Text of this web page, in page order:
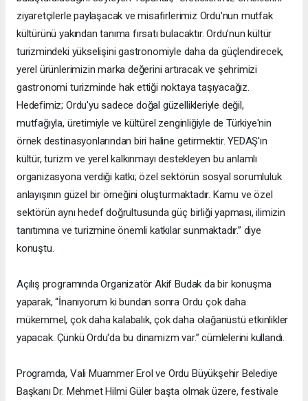
ziyaretçilerle paylaşacak ve misafirlerimiz Ordu'nun mutfak
kültürünü yakından tanıma fırsatı bulacaktır. Ordu’nun kültür
turizmindeki yükselişini gastronomiyle daha da güçlendirecek,
yerel ürünlerimizin marka değerini artıracak ve şehrimizi
gastronomi turizminde hak ettiği noktaya taşıyacağız.
Hedefimiz; Ordu'yu sadece doğal güzellikleriyle değil,
mutfağıyla, üretimiyle ve kültürel zenginliğiyle de Türkiye'nin
örnek destinasyonlarından biri haline getirmektir. YEDAŞ'ın
kültür, turizm ve yerel kalkınmayı destekleyen bu anlamlı
organizasyona verdiği katkı; özel sektörün sosyal sorumluluk
anlayışının güzel bir örneğini oluşturmaktadır. Kamu ve özel
sektörün aynı hedef doğrultusunda güç birliği yapması, ilimizin
tanıtımına ve turizmine önemli katkılar sunmaktadır.” diye
konuştu.
Açılış programında Organizatör Akif Budak da bir konuşma
yaparak, “İnanıyorum ki bundan sonra Ordu çok daha
mükemmel, çok daha kalabalık, çok daha olağanüstü etkinlikler
yapacak. Çünkü Ordu'da bu dinamizm var.” cümlelerini kullandı.
Programda, Vali Muammer Erol ve Ordu Büyükşehir Belediye
Başkanı Dr. Mehmet Hilmi Güler başta olmak üzere, festivale